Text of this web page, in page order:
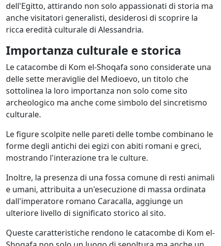
dell'Egitto, attirando non solo appassionati di storia ma
anche visitatori generalisti, desiderosi di scoprire la
ricca eredità culturale di Alessandria.
Importanza culturale e storica
Le catacombe di Kom el-Shoqafa sono considerate una
delle sette meraviglie del Medioevo, un titolo che
sottolinea la loro importanza non solo come sito
archeologico ma anche come simbolo del sincretismo
culturale.
Le figure scolpite nelle pareti delle tombe combinano le
forme degli antichi dei egizi con abiti romani e greci,
mostrando l'interazione tra le culture.
Inoltre, la presenza di una fossa comune di resti animali
e umani, attribuita a un'esecuzione di massa ordinata
dall'imperatore romano Caracalla, aggiunge un
ulteriore livello di significato storico al sito.
Queste caratteristiche rendono le catacombe di Kom el-